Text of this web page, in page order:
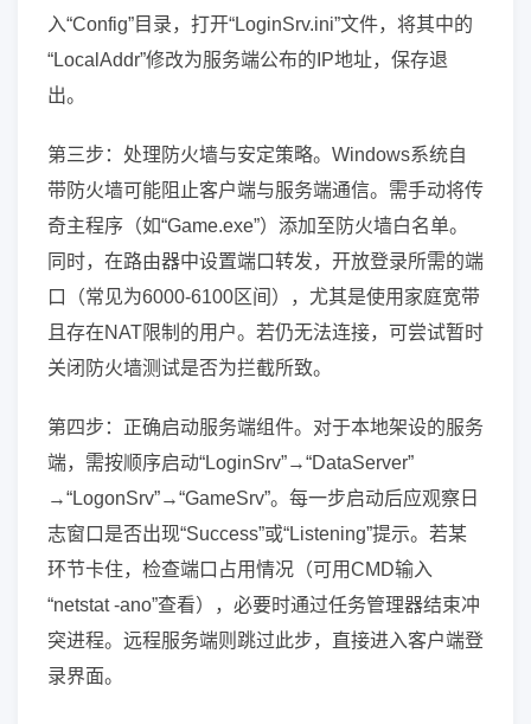
入“Config”目录，打开“LoginSrv.ini”文件，将其中的
“LocalAddr”修改为服务端公布的IP地址，保存退
出。
第三步：处理防火墙与安定策略。Windows系统自
带防火墙可能阻止客户端与服务端通信。需手动将传
奇主程序（如“Game.exe”）添加至防火墙白名单。
同时，在路由器中设置端口转发，开放登录所需的端
口（常见为6000-6100区间），尤其是使用家庭宽带
且存在NAT限制的用户。若仍无法连接，可尝试暂时
关闭防火墙测试是否为拦截所致。
第四步：正确启动服务端组件。对于本地架设的服务
端，需按顺序启动“LoginSrv”→“DataServer”
→“LogonSrv”→“GameSrv”。每一步启动后应观察日
志窗口是否出现“Success”或“Listening”提示。若某
环节卡住，检查端口占用情况（可用CMD输入
“netstat -ano”查看），必要时通过任务管理器结束冲
突进程。远程服务端则跳过此步，直接进入客户端登
录界面。